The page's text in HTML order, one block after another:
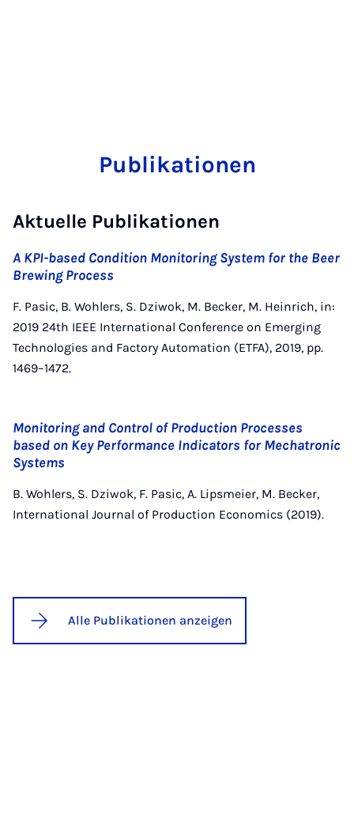
Publikationen
Aktuelle Publikationen
A KPI-based Condition Monitoring System for the Beer
Brewing Process
F. Pasic, B. Wohlers, S. Dziwok, M. Becker, M. Heinrich, in:
2019 24th IEEE International Conference on Emerging
Technologies and Factory Automation (ETFA), 2019, pp.
1469–1472.
Monitoring and Control of Production Processes
based on Key Performance Indicators for Mechatronic
Systems
B. Wohlers, S. Dziwok, F. Pasic, A. Lipsmeier, M. Becker,
International Journal of Production Economics (2019).
Alle Publikationen anzeigen